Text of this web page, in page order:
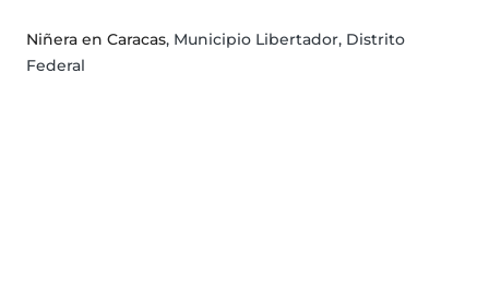
Niñera en Caracas, Municipio Libertador, Distrito
Federal